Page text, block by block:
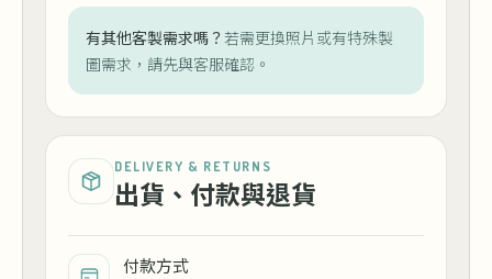
有其他客製需求嗎？ 若需更換照片或有特殊製
圖需求，請先與客服確認。
DELIVERY & RETURNS
出貨、付款與退貨
付款方式